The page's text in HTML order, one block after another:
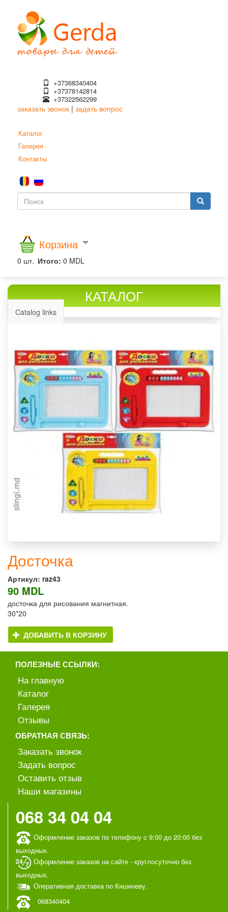
основному
содержанию
+37368340404
+37378142814
+37322562299
заказать звонок | задать вопрос
Каталог
Галерея
Контакты
Форма
Корзина
0 шт. Итого: 0 MDL
КАТАЛОГ
Catalog links
Досточка
Артикул: raz43
90 MDL
досточка для рисования магнитная.
30*20
ДОБАВИТЬ В КОРЗИНУ
ПОЛЕЗНЫЕ ССЫЛКИ:
На главную
Каталог
Галерея
Отзывы
ОБРАТНАЯ СВЯЗЬ:
Заказать звонок
Задать вопрос
Оставить отзыв
Наши магазины
068 34 04 04
Оформление заказов по телефону c 9:00 до 20:00 без
выходных.
Оформление заказов на сайте - круглосуточно без
выходных.
Оперативная доставка по Кишиневу.
068340404